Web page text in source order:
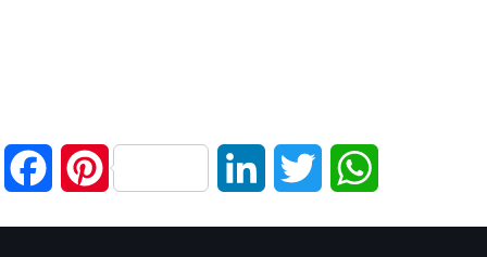
FacebookPinterest LinkedIn Twitter